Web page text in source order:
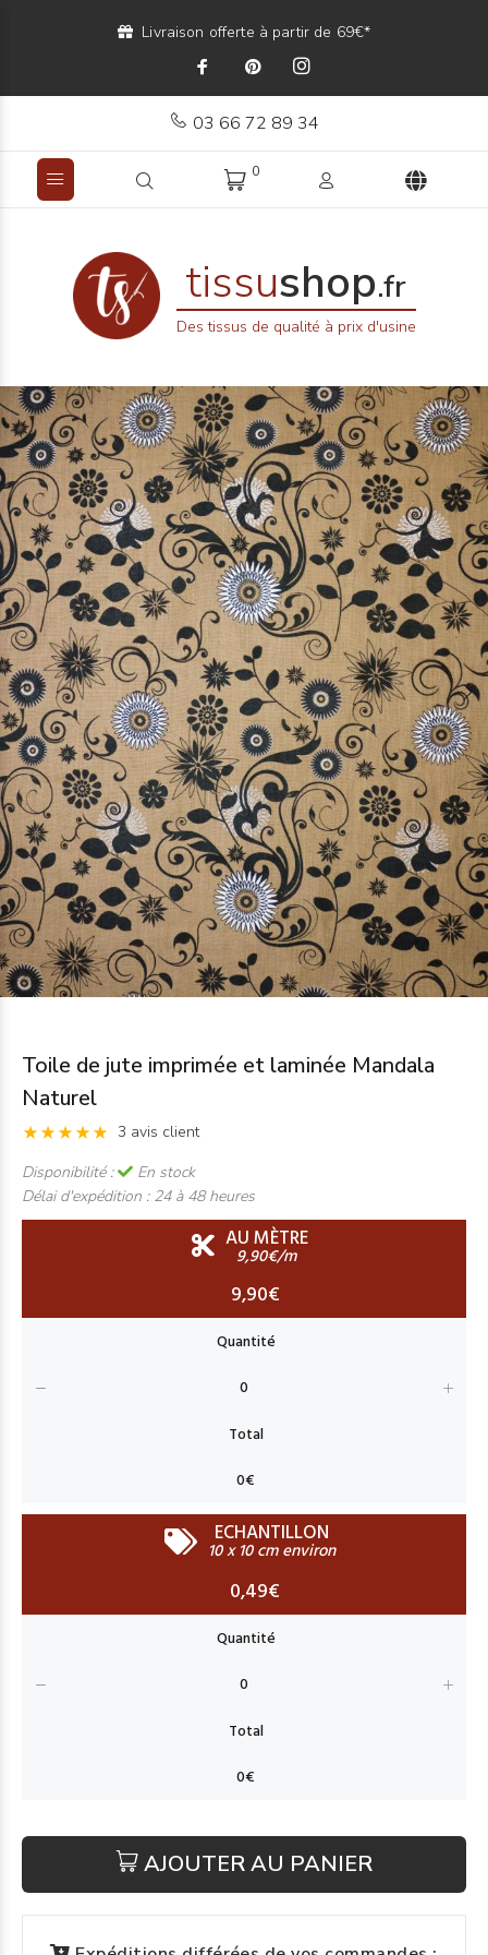
Livraison offerte à partir de 69€*
03 66 72 89 34
0
tissushop.fr
Des tissus de qualité à prix d'usine
Toile de jute imprimée et laminée Mandala
Naturel
3 avis client
Disponibilité :
En stock
Délai d'expédition : 24 à 48 heures
AU MÈTRE
9,90€/m
9,90€
ECHANTILLON
10 x 10 cm environ
0,49€
AJOUTER AU PANIER